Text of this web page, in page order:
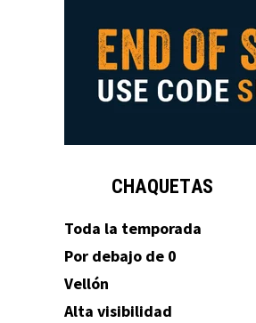
CHAQUETAS
Toda la temporada
Por debajo de 0
Vellón
Alta visibilidad